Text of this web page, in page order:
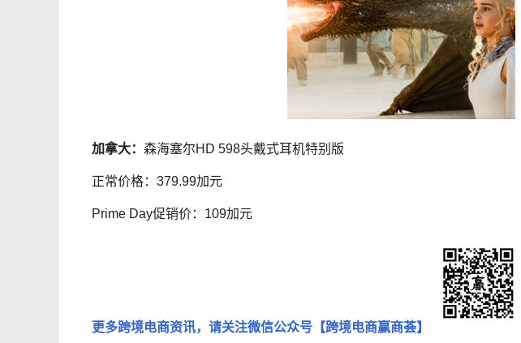
加拿大： 森海塞尔HD 598头戴式耳机特别版
正常价格：379.99加元
Prime Day促销价：109加元
更多跨境电商资讯，请关注微信公众号【跨境电商赢商荟】